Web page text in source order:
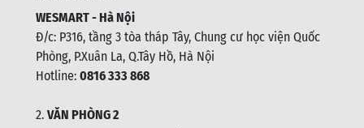
WESMART - Hà Nội
Đ/c: P316, tầng 3 tòa tháp Tây, Chung cư học viện Quốc
Phòng, P.Xuân La, Q.Tây Hồ, Hà Nội
Hotline: 0816 333 868
2. VĂN PHÒNG 2